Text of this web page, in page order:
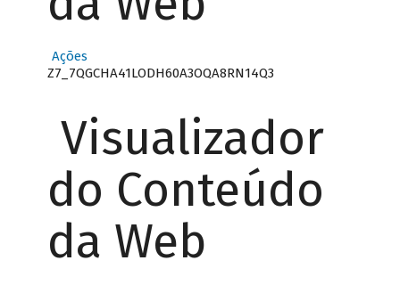
Ações
Z7_7QGCHA41LODH60A3OQA8RN14Q3
Visualizador
do Conteúdo
da Web